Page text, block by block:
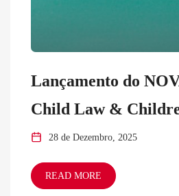
Lançamento do
Child Law &
28 de Dezembro, 2025
READ MORE